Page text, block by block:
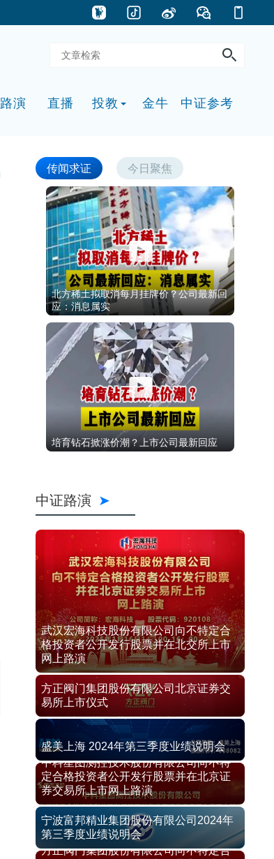
路演 直播 投教 金牛 中证参考
传闻求证 今日聚焦
北方稀土拟取消每月挂牌价？公司最新回
应：消息属实
培育钻石掀涨价潮？上市公司最新回应
中证路演
武汉宏海科技股份有限公司向不特定合
格投资者公开发行股票并在北交所上市
网上路演
方正阀门集团股份有限公司北京证券交
易所上市仪式
盛美上海 2024年第三季度业绩说明会
中科星图测控技术股份有限公司向不特
定合格投资者公开发行股票并在北京证
券交易所上市网上路演
宁波富邦精业集团股份有限公司2024年
第三季度业绩说明会
方正阀门集团股份有限公司向不特定合